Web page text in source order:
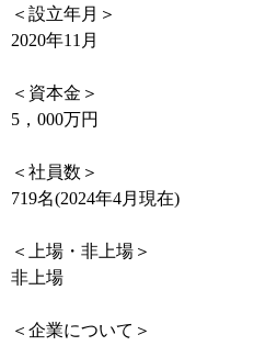
＜設立年月＞
2020年11月
＜資本金＞
5，000万円
＜社員数＞
719名(2024年4月現在)
＜上場・非上場＞
非上場
＜企業について＞